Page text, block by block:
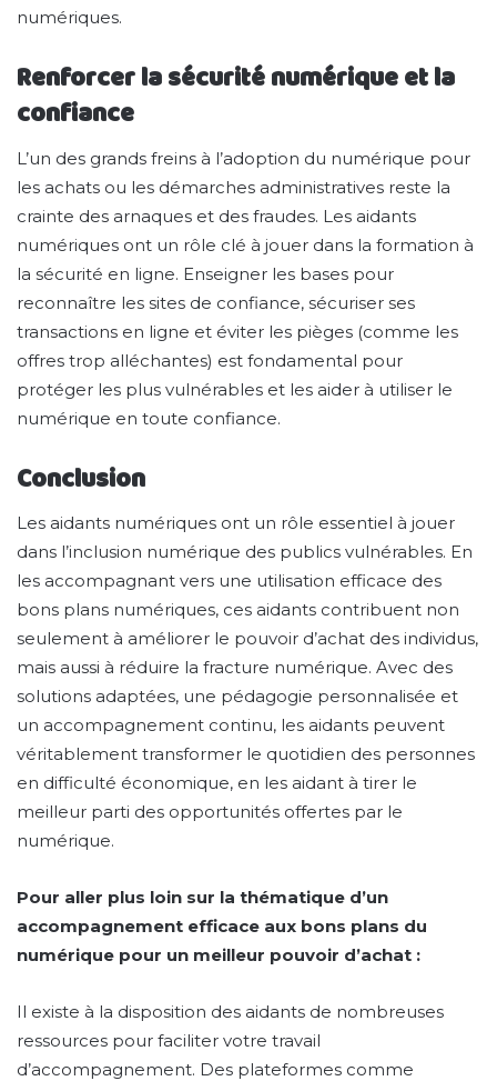
numériques.
Renforcer la sécurité numérique et la
confiance
L’un des grands freins à l’adoption du numérique pour
les achats ou les démarches administratives reste la
crainte des arnaques et des fraudes. Les aidants
numériques ont un rôle clé à jouer dans la formation à
la sécurité en ligne. Enseigner les bases pour
reconnaître les sites de confiance, sécuriser ses
transactions en ligne et éviter les pièges (comme les
offres trop alléchantes) est fondamental pour
protéger les plus vulnérables et les aider à utiliser le
numérique en toute confiance.
Conclusion
Les aidants numériques ont un rôle essentiel à jouer
dans l’inclusion numérique des publics vulnérables. En
les accompagnant vers une utilisation efficace des
bons plans numériques, ces aidants contribuent non
seulement à améliorer le pouvoir d’achat des individus,
mais aussi à réduire la fracture numérique. Avec des
solutions adaptées, une pédagogie personnalisée et
un accompagnement continu, les aidants peuvent
véritablement transformer le quotidien des personnes
en difficulté économique, en les aidant à tirer le
meilleur parti des opportunités offertes par le
numérique.
Pour aller plus loin sur la thématique d’un
accompagnement efficace aux bons plans du
numérique pour un meilleur pouvoir d’achat :
Il existe à la disposition des aidants de nombreuses
ressources pour faciliter votre travail
d’accompagnement. Des plateformes comme